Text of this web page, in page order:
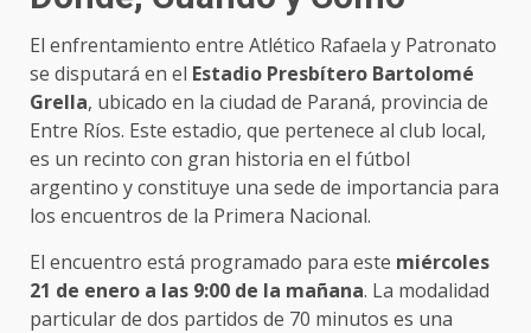
El enfrentamiento entre Atlético Rafaela y Patronato
se disputará en el Estadio Presbítero Bartolomé
Grella, ubicado en la ciudad de Paraná, provincia de
Entre Ríos. Este estadio, que pertenece al club local,
es un recinto con gran historia en el fútbol
argentino y constituye una sede de importancia para
los encuentros de la Primera Nacional.
El encuentro está programado para este miércoles
21 de enero a las 9:00 de la mañana. La modalidad
particular de dos partidos de 70 minutos es una